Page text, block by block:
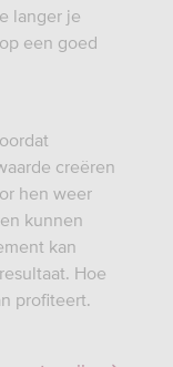
langer je
een goed
creëren
hen weer
kunnen
kan
Hoe
profiteert.